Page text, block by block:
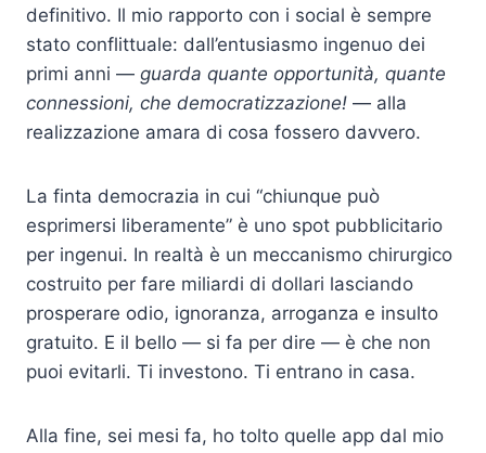
definitivo. Il mio rapporto con i social è sempre
stato conflittuale: dall’entusiasmo ingenuo dei
primi anni — guarda quante opportunità, quante
connessioni, che democratizzazione! — alla
realizzazione amara di cosa fossero davvero.
La finta democrazia in cui “chiunque può
esprimersi liberamente” è uno spot pubblicitario
per ingenui. In realtà è un meccanismo chirurgico
costruito per fare miliardi di dollari lasciando
prosperare odio, ignoranza, arroganza e insulto
gratuito. E il bello — si fa per dire — è che non
puoi evitarli. Ti investono. Ti entrano in casa.
Alla fine, sei mesi fa, ho tolto quelle app dal mio